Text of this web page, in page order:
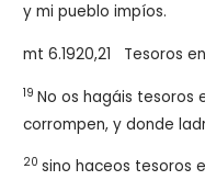
y mi pueblo impíos.
mt 6.1920,21 Tesoros
19No os hagáis tesoros
corrompen, y donde
20sino haceos tesoros